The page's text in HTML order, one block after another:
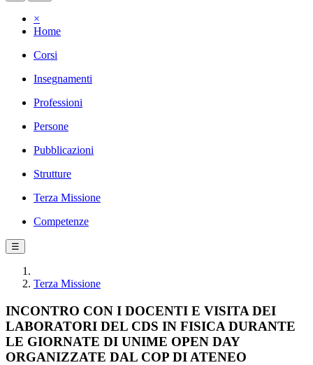
×
Home
Corsi
Insegnamenti
Professioni
Persone
Pubblicazioni
Strutture
Terza Missione
Competenze
☰
Terza Missione
INCONTRO CON I DOCENTI E VISITA DEI
LABORATORI DEL CDS IN FISICA DURANTE
LE GIORNATE DI UNIME OPEN DAY
ORGANIZZATE DAL COP DI ATENEO